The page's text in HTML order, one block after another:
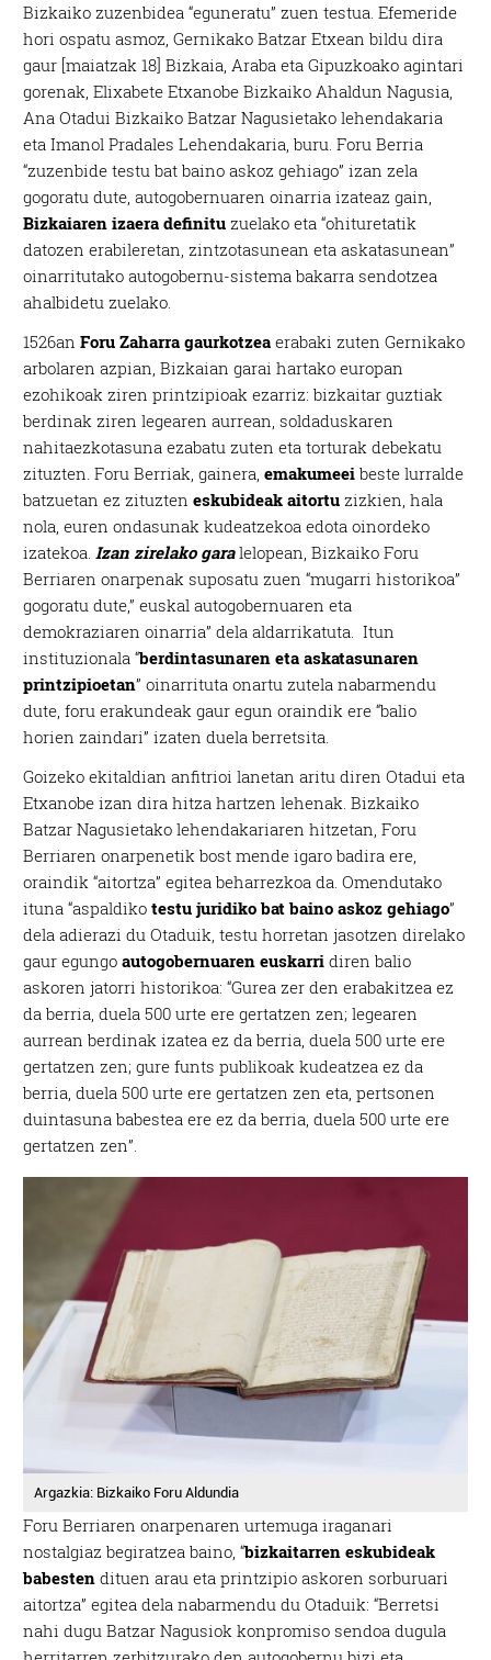
Bizkaiko zuzenbidea “eguneratu” zuen testua. Efemeride
hori ospatu asmoz, Gernikako Batzar Etxean bildu dira
gaur [maiatzak 18] Bizkaia, Araba eta Gipuzkoako agintari
gorenak, Elixabete Etxanobe Bizkaiko Ahaldun Nagusia,
Ana Otadui Bizkaiko Batzar Nagusietako lehendakaria
eta Imanol Pradales Lehendakaria, buru. Foru Berria
“zuzenbide testu bat baino askoz gehiago” izan zela
gogoratu dute, autogobernuaren oinarria izateaz gain,
Bizkaiaren izaera definitu zuelako eta “ohituretatik
datozen erabileretan, zintzotasunean eta askatasunean”
oinarritutako autogobernu-sistema bakarra sendotzea
ahalbidetu zuelako.
1526anForu Zaharra gaurkotzea erabaki zuten Gernikako
arbolaren azpian, Bizkaian garai hartako europan
ezohikoak ziren printzipioak ezarriz: bizkaitar guztiak
berdinak ziren legearen aurrean, soldaduskaren
nahitaezkotasuna ezabatu zuten eta torturak debekatu
zituzten. Foru Berriak, gainera,emakumeei beste lurralde
batzuetan ez zituzteneskubideak aitortu zizkien, hala
nola, euren ondasunak kudeatzekoa edota oinordeko
izatekoa. Izan zirelako garalelopean, Bizkaiko Foru
Berriaren onarpenak suposatu zuen “mugarri historikoa”
gogoratu dute,” euskal autogobernuaren eta
demokraziaren oinarria” dela aldarrikatuta. Itun
instituzionala “berdintasunaren eta askatasunaren
printzipioetan” oinarrituta onartu zutela nabarmendu
dute, foru erakundeak gaur egun oraindik ere “balio
horien zaindari” izaten duela berretsita.
Goizeko ekitaldian anfitrioi lanetan aritu diren Otadui eta
Etxanobe izan dira hitza hartzen lehenak. Bizkaiko
Batzar Nagusietako lehendakariaren hitzetan, Foru
Berriaren onarpenetik bost mende igaro badira ere,
oraindik “aitortza” egitea beharrezkoa da. Omendutako
ituna “aspaldiko testu juridiko bat baino askoz gehiago”
dela adierazi du Otaduik, testu horretan jasotzen direlako
gaur egungoautogobernuaren euskarri diren balio
askoren jatorri historikoa: “Gurea zer den erabakitzea ez
da berria, duela 500 urte ere gertatzen zen; legearen
aurrean berdinak izatea ez da berria, duela 500 urte ere
gertatzen zen; gure funts publikoak kudeatzea ez da
berria, duela 500 urte ere gertatzen zen eta, pertsonen
duintasuna babestea ere ez da berria, duela 500 urte ere
gertatzen zen”.
Argazkia: Bizkaiko Foru Aldundia
Foru Berriaren onarpenaren urtemuga iraganari
nostalgiaz begiratzea baino, “bizkaitarren eskubideak
babesten dituen arau eta printzipio askoren sorburuari
aitortza” egitea dela nabarmendu du Otaduik: “Berretsi
nahi dugu Batzar Nagusiok konpromiso sendoa dugula